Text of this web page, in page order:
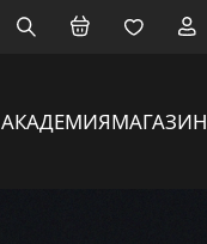
АКАДЕМИЯМАГАЗИН